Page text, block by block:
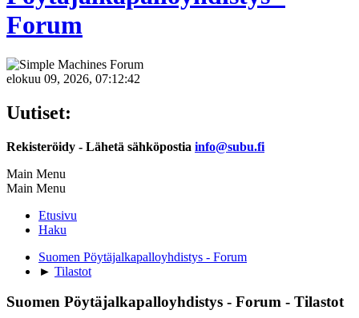
Forum
elokuu 09, 2026, 07:12:42
Uutiset:
Rekisteröidy - Lähetä sähköpostia info@subu.fi
Main Menu
Main Menu
Etusivu
Haku
Suomen Pöytäjalkapalloyhdistys - Forum
► Tilastot
Suomen Pöytäjalkapalloyhdistys - Forum - Tilastot